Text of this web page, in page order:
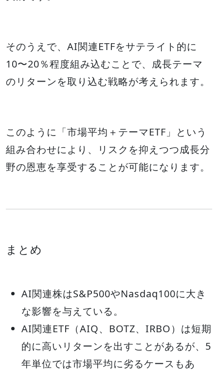
そのうえで、AI関連ETFをサテライト的に
10〜20％程度組み込むことで、成長テーマ
のリターンを取り込む戦略が考えられます。
このように「市場平均＋テーマETF」という
組み合わせにより、リスクを抑えつつ成長分
野の恩恵を享受することが可能になります。
まとめ
AI関連株はS&P500やNasdaq100に大き
な影響を与えている。
AI関連ETF（AIQ、BOTZ、IRBO）は短期
的に高いリターンを出すことがあるが、5
年単位では市場平均に劣るケースもあ